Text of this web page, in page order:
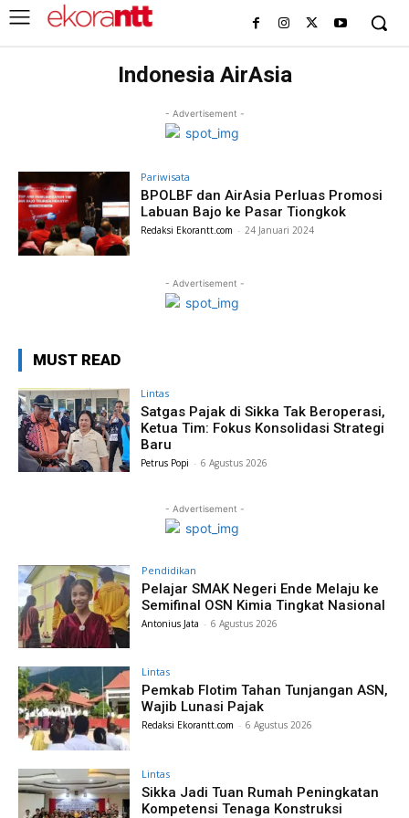
Indonesia AirAsia
- Advertisement -
Pariwisata
BPOLBF dan AirAsia Perluas Promosi
Labuan Bajo ke Pasar Tiongkok
Redaksi Ekorantt.com - 24 Januari 2024
- Advertisement -
MUST READ
Lintas
Satgas Pajak di Sikka Tak Beroperasi,
Ketua Tim: Fokus Konsolidasi Strategi
Baru
Petrus Popi - 6 Agustus 2026
- Advertisement -
Pendidikan
Pelajar SMAK Negeri Ende Melaju ke
Semifinal OSN Kimia Tingkat Nasional
Antonius Jata - 6 Agustus 2026
Lintas
Pemkab Flotim Tahan Tunjangan ASN,
Wajib Lunasi Pajak
Redaksi Ekorantt.com - 6 Agustus 2026
Lintas
Sikka Jadi Tuan Rumah Peningkatan
Kompetensi Tenaga Konstruksi